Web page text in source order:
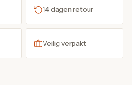
14 dagen retour
Veilig verpakt